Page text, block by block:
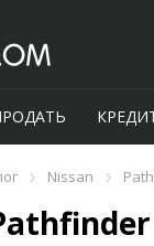
› Nissan ›